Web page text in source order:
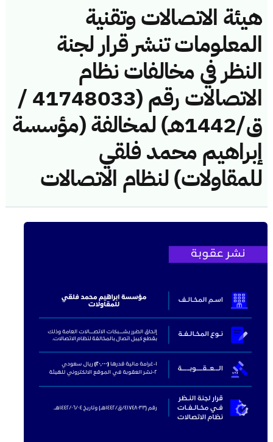
هيئة الاتصالات وتقنية
المعلومات تنشر قرار لجنة
النظر في مخالفات نظام
الاتصالات رقم (41748033 /
ق/1442هـ) لمخالفة (مؤسسة
إبراهيم محمد فلقي
للمقاولات) لنظام الاتصالات